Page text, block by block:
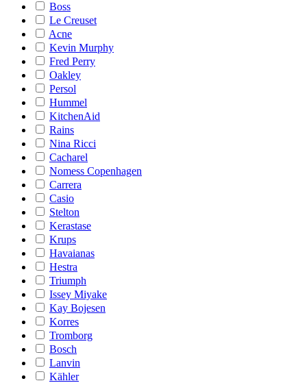
Boss
Le Creuset
Acne
Kevin Murphy
Fred Perry
Oakley
Persol
Hummel
KitchenAid
Rains
Nina Ricci
Cacharel
Nomess Copenhagen
Carrera
Casio
Stelton
Kerastase
Krups
Havaianas
Hestra
Triumph
Issey Miyake
Kay Bojesen
Korres
Tromborg
Bosch
Lanvin
Kähler